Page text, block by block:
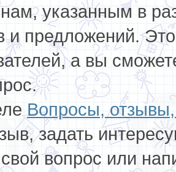
указанным в
и предложений.
а вы
Вопросы,
задать
вопрос или